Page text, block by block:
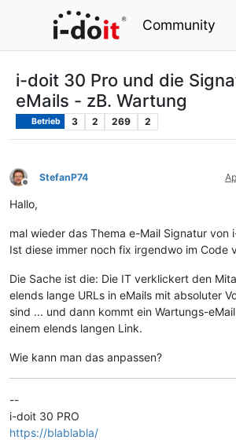
Community
i-doit 30 Pro und die
eMails - zB. Wartung
Betrieb 3 2 269 2
Offline
StefanP74
Hallo,
mal wieder das Thema e-Mail Signatur von
Ist diese immer noch fix irgendwo im Code
Die Sache ist die: Die IT verklickert den
elends lange URLs in eMails mit absoluter
sind ... und dann kommt ein Wartungs-
einem elends langen Link.
Wie kann man das anpassen?
--
i-doit 30 PRO
https://blablabla/